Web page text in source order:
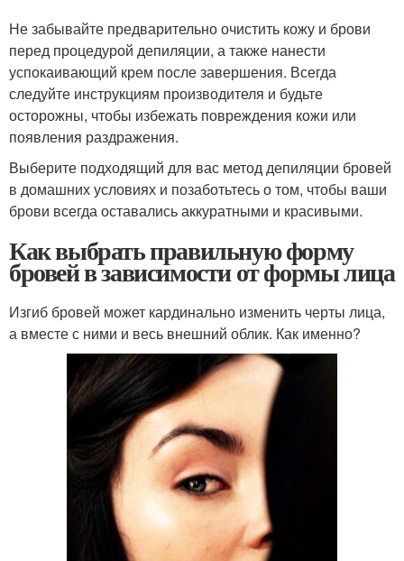
Не забывайте предварительно очистить кожу и брови
перед процедурой депиляции, а также нанести
успокаивающий крем после завершения. Всегда
следуйте инструкциям производителя и будьте
осторожны, чтобы избежать повреждения кожи или
появления раздражения.
Выберите подходящий для вас метод депиляции бровей
в домашних условиях и позаботьтесь о том, чтобы ваши
брови всегда оставались аккуратными и красивыми.
Как выбрать правильную форму
бровей в зависимости от формы лица
Изгиб бровей может кардинально изменить черты лица,
а вместе с ними и весь внешний облик. Как именно?